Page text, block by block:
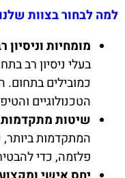
למה לבחור בצוות
מומחיות וניסיון
בעלי ניסיון רב
כמובילים בתחום.
הטכנולוגיים
שיטות
פלזמה, כדי